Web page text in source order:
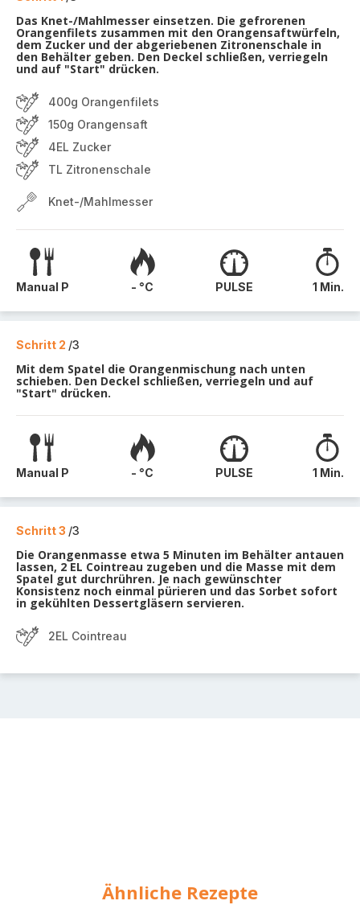
Das Knet-/Mahlmesser einsetzen. Die gefrorenen
Orangenfilets zusammen mit den Orangensaftwürfeln,
dem Zucker und der abgeriebenen Zitronenschale in
den Behälter geben. Den Deckel schließen, verriegeln
und auf "Start" drücken.
400g Orangenfilets
150g Orangensaft
4EL Zucker
TL Zitronenschale
Knet-/Mahlmesser
Manual P - °C PULSE 1 Min.
Schritt 2 /3
Mit dem Spatel die Orangenmischung nach unten
schieben. Den Deckel schließen, verriegeln und auf
"Start" drücken.
Manual P - °C PULSE 1 Min.
Schritt 3 /3
Die Orangenmasse etwa 5 Minuten im Behälter antauen
lassen, 2 EL Cointreau zugeben und die Masse mit dem
Spatel gut durchrühren. Je nach gewünschter
Konsistenz noch einmal pürieren und das Sorbet sofort
in gekühlten Dessertgläsern servieren.
2EL Cointreau
Ähnliche Rezepte